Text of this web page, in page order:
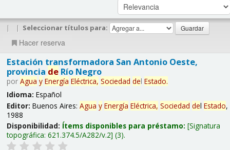
| | Seleccionar títulos para:
Hacer reserva
Estación transformadora San Antonio Oeste,
provincia deRío Negro
por Agua y Energía Eléctrica, Sociedad del Estado.
Idioma: Español
Editor: Buenos Aires: Agua y Energía Eléctrica, Sociedad del Estado,
1988
Disponibilidad: Ítems disponibles para préstamo: Signatura
topográfica: 621.374.5/A282/v.2 (3).